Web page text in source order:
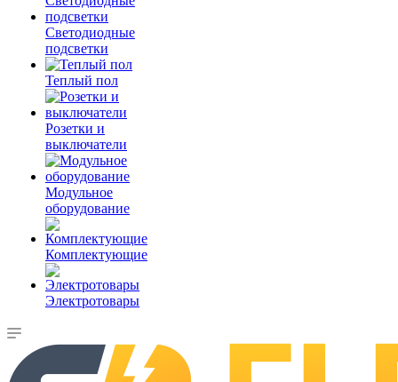
Светодиодные
подсветки
Теплый пол
Розетки и
выключатели
Модульное
оборудование
Комплектующие
Электротовары